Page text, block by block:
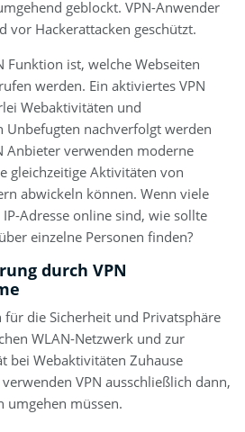
geblockt. VPN-Anwender
vor Hackerattacken geschützt.
Funktion ist, welche Webseiten
werden. Ein aktiviertes VPN
Webaktivitäten und
Unbefugten nachverfolgt werden
Anbieter verwenden moderne
gleichzeitige Aktivitäten von
abwickeln können. Wenn viele
Adresse online sind, wie sollte
einzelne Personen finden?
durch VPN
die Sicherheit und Privatsphäre
WLAN-Netzwerk und zur
bei Webaktivitäten Zuhause
VPN ausschließlich dann,
umgehen müssen.